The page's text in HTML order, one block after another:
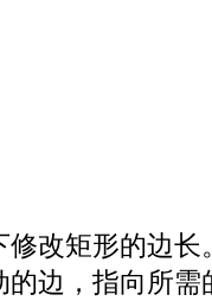
修改矩形的边长
边，指向所需